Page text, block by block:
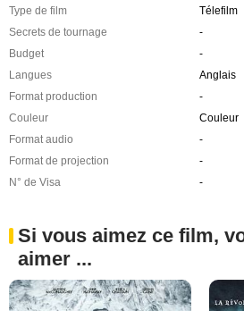
Type de film
Télefilm
Secrets de tournage
-
Budget
-
Langues
Anglais
Format production
-
Couleur
Couleur
Format audio
-
Format de projection
-
N° de Visa
-
Si vous aimez ce film,
aimer ...